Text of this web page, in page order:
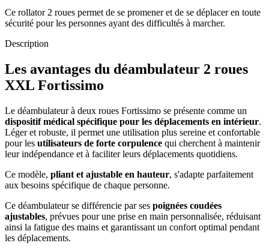
Ce rollator 2 roues permet de se promener et de se déplacer en toute
sécurité pour les personnes ayant des difficultés à marcher.
Description
Les avantages du déambulateur 2 roues
XXL Fortissimo
Le déambulateur à deux roues Fortissimo se présente comme un
dispositif médical spécifique pour les déplacements en intérieur.
Léger et robuste, il permet une utilisation plus sereine et confortable
pour les utilisateurs de forte corpulence qui cherchent à maintenir
leur indépendance et à faciliter leurs déplacements quotidiens.
Ce modèle, pliant et ajustable en hauteur, s'adapte parfaitement
aux besoins spécifique de chaque personne.
Ce déambulateur se différencie par ses poignées coudées
ajustables, prévues pour une prise en main personnalisée, réduisant
ainsi la fatigue des mains et garantissant un confort optimal pendant
les déplacements.